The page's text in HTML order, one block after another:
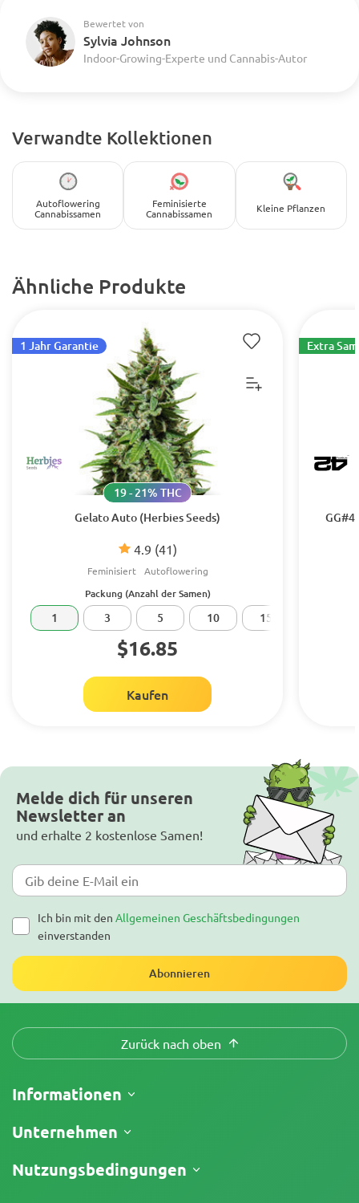
Bewertet von
Sylvia Johnson
Indoor-Growing-Experte und Cannabis-Autor
Verwandte Kollektionen
Autoflowering
Cannabissamen
Feminisierte
Cannabissamen
Kleine Pflanzen
Ähnliche Produkte
Gelato Auto (Herbies Seeds)
4.9 (41)
19 - 21% THC
Feminisiert Autoflowering
1 Jahr Garantie
Packung (Anzahl der Samen)
1 3 5 10 15
$16.85
Kaufen
GG#4
Extra
Melde dich für unseren
Newsletter an
und erhalte 2 kostenlose Samen!
Ich bin mit den Allgemeinen Geschäftsbedingungen
einverstanden
Abonnieren
Zurück nach oben
Informationen
Versand
Rückgaberecht
Unternehmen
Über uns
Nutzungsbedingungen